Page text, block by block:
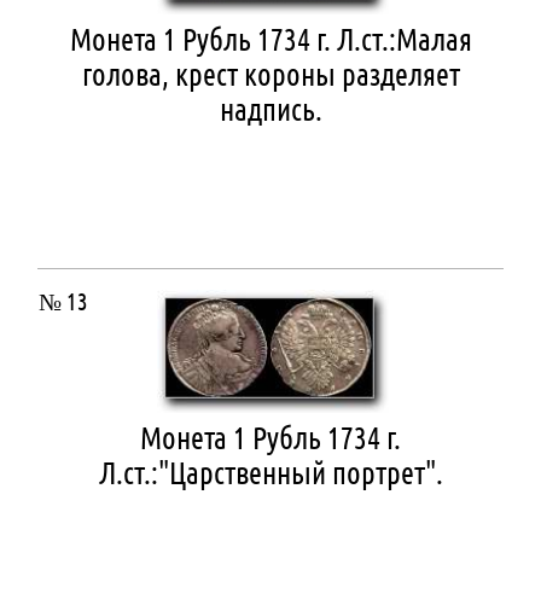
Монета 1 Рубль 1734 г. Л.ст.:Малая
голова, крест короны разделяет
надпись.
№ 13
Монета 1 Рубль 1734 г.
Л.ст.:"Царственный портрет".